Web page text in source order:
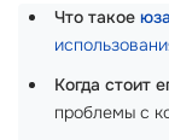
Что такое
Когда стоит
проблемы с